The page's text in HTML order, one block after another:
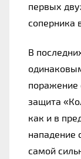
первых
соперника
В
поражение
защита
как и в
нападение
самой